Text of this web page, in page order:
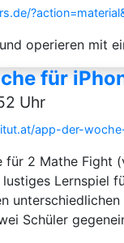
operieren mit
für
Uhr
app-der-
für 2 Mathe Fight
Lernspiel
Schüler